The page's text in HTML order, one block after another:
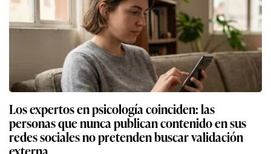
Los expertos en psicología coinciden: las
personas que nunca publican contenido en sus
redes sociales no pretenden buscar validación